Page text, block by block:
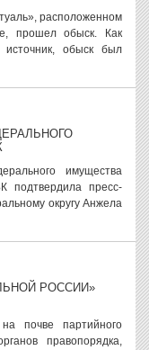
расположенном
прошел обыск. Как
источник, обыск был
имущества
подтвердила пресс-
округу Анжела
РОССИИ»
почве партийного
правопорядка,